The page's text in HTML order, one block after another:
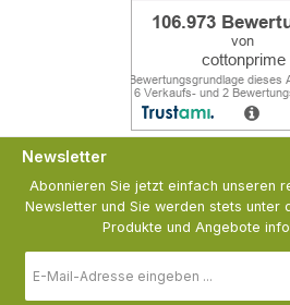
Newsletter
Abonnieren Sie jetzt einfach unseren
Newsletter und Sie werden stets unter
Produkte und Angebote
Mail-
Adresse